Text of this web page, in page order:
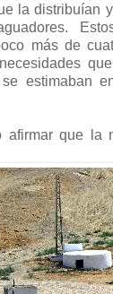
la distribuían
más de
estimaban
afirmar que la